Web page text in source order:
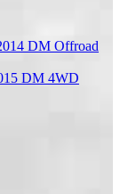
DM Offroad